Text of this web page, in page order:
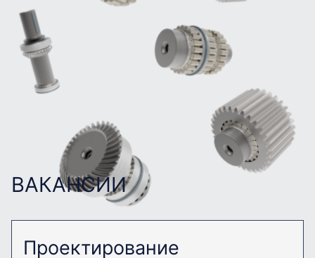
ВАКАНСИИ
Проектирование